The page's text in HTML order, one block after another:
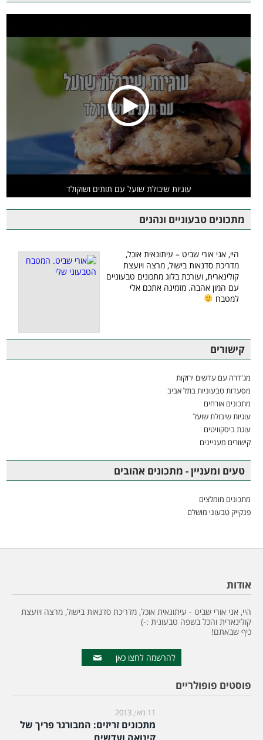
עוגיות שיבולת שועל עם תותים ושוקולד
מתכונים טבעוניים ונהנים
היי, אני אורי שביט – עיתונאית אוכל,
מדריכת סדנאות בישול, מרצה ויועצת
קולינארית, ועורכת בלוג מתכונים טבעוניים
עם המון אהבה. מזמינה אתכם אלי
למטבח
קישורים
מג'דרה עם עדשים ירוקות
מסעדות טבעוניות בתל אביב
מתכונים אורחים
עוגיות שיבולת שועל
עוגת ביסקוויטים
קישורים מעניינים
טעים ומעניין - מתכונים אהובים
מתכונים מומלצים
פנקייק טבעוני מושלם
אודות
היי, אני אורי שביט - עיתונאית אוכל, מדריכת סדנאות בישול, מרצה ויועצת
קולינארית והכל בשפה טבעונית :-)
כיף שבאתם!
להרשמה לחצו כאן
פוסטים פופולריים
11 מאי, 2013
מתכונים זריזים: המבורגר פריך של